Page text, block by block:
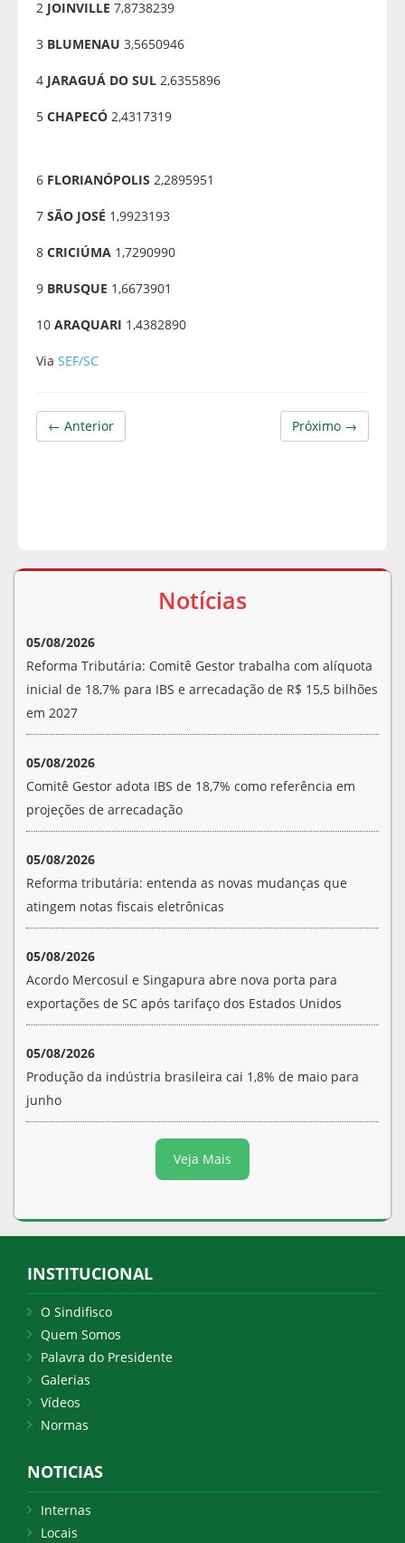
2 JOINVILLE 7,8738239
3 BLUMENAU 3,5650946
4 JARAGUÁ DO SUL 2,6355896
5CHAPECÓ2,4317319
6 FLORIANÓPOLIS 2,2895951
7 SÃO JOSÉ 1,9923193
8 CRICIÚMA 1,7290990
9 BRUSQUE 1,6673901
10 ARAQUARI 1,4382890
Via SEF/SC
Próximo →
← Anterior
Notícias
05/08/2026
Reforma Tributária: Comitê Gestor trabalha com alíquota
inicial de 18,7% para IBS e arrecadação de R$ 15,5 bilhões
em 2027
05/08/2026
Comitê Gestor adota IBS de 18,7% como referência em
projeções de arrecadação
05/08/2026
Reforma tributária: entenda as novas mudanças que
atingem notas fiscais eletrônicas
05/08/2026
Acordo Mercosul e Singapura abre nova porta para
exportações de SC após tarifaço dos Estados Unidos
05/08/2026
Produção da indústria brasileira cai 1,8% de maio para
junho
Veja Mais
INSTITUCIONAL
O Sindifisco
Quem Somos
Palavra do Presidente
Galerias
Vídeos
Normas
NOTICIAS
Internas
Locais